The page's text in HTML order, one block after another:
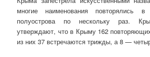
многие наименования повторялись
полуострова по нескольку раз.
утверждают, что в Крыму 162
из них 37 встречаются трижды, а 8 —